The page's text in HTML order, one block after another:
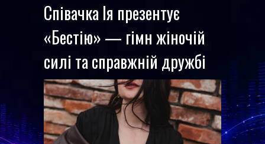
Співачка Ія презентує
«Бестію» — гімн жіночій
силі та справжній дружбі